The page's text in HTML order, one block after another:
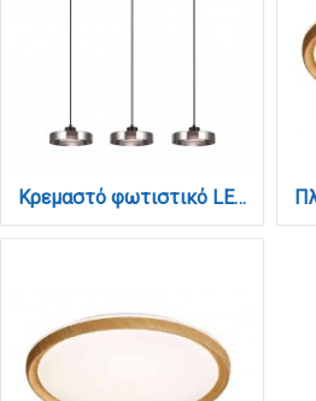
Κρεμαστό φωτιστικό LED απο μαύρο μέταλλο και φιμέ γυαλί, 70x200cm, 3CCT (Θερμό- Φυσικό- Ψυχρό Φως), Φωτεινότητα 3960LMκαι 3x12W (4075-3R-Black/Smoky)